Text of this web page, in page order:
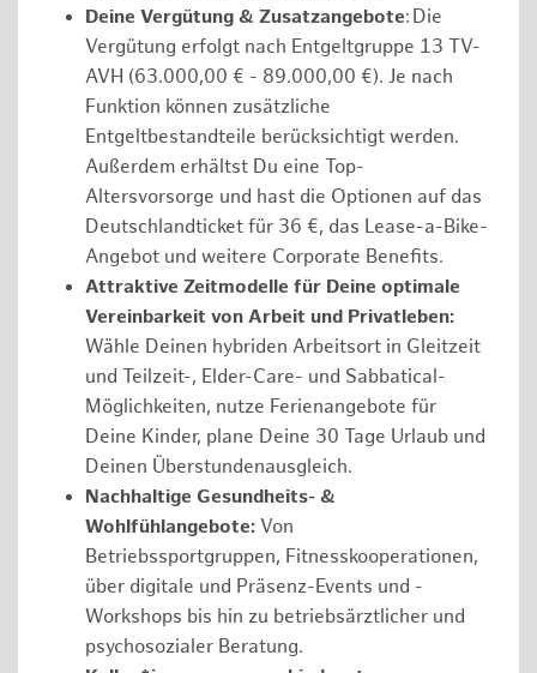
Deine Vergütung & Zusatzangebote: Die
Vergütung erfolgt nach Entgeltgruppe 13 TV-
AVH (63.000,00 € - 89.000,00 €). Je nach
Funktion können zusätzliche
Entgeltbestandteile berücksichtigt werden.
Außerdem erhältst Du eine Top-
Altersvorsorge und hast die Optionen auf das
Deutschlandticket für 36 €, das Lease-a-Bike-
Angebot und weitere Corporate Benefits.
Attraktive Zeitmodelle für Deine optimale
Vereinbarkeit von Arbeit und Privatleben:
Wähle Deinen hybriden Arbeitsort in Gleitzeit
und Teilzeit-, Elder-Care- und Sabbatical-
Möglichkeiten, nutze Ferienangebote für
Deine Kinder, plane Deine 30 Tage Urlaub und
Deinen Überstundenausgleich.
Nachhaltige Gesundheits- &
Wohlfühlangebote: Von
Betriebssportgruppen, Fitnesskooperationen,
über digitale und Präsenz-Events und -
Workshops bis hin zu betriebsärztlicher und
psychosozialer Beratung.